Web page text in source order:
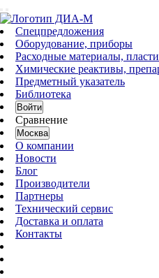
Спецпредложения
Оборудование, приборы
Расходные материалы,
Химические реактивы,
Предметный указатель
Библиотека
Войти
Сравнение
Москва
О компании
Новости
Блог
Производители
Партнеры
Технический сервис
Доставка и оплата
Контакты